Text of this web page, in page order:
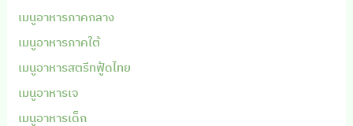
เมนูอาหารภาคกลาง
เมนูอาหารภาคใต้
เมนูอาหารสตรีทฟู้ดไทย
เมนูอาหารเจ
เมนูอาหารเด็ก